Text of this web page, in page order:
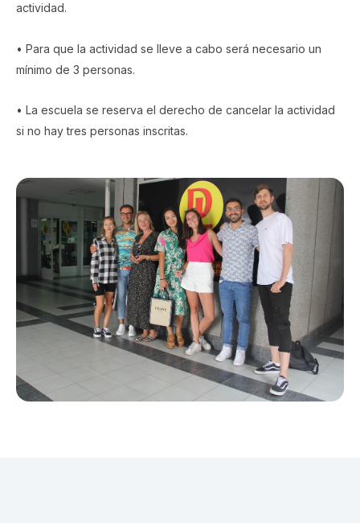
actividad.
• Para que la actividad se lleve a cabo será necesario un
mínimo de 3 personas.
• La escuela se reserva el derecho de cancelar la actividad
si no hay tres personas inscritas.